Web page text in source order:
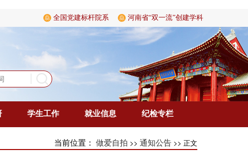
全国党建标杆院系 河南省“双一流”创建学科
学生工作 就业信息 纪检专栏
当前位置： 做爱自拍 >> 通知公告 >> 正文